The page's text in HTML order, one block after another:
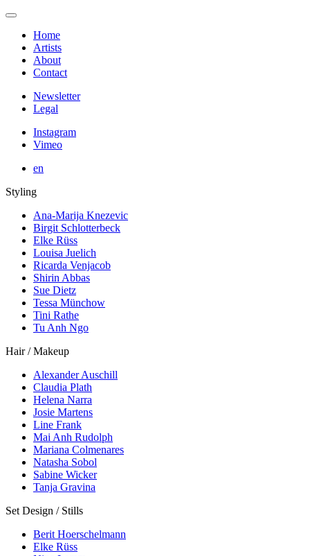
Home
Artists
About
Contact
Newsletter
Legal
Instagram
Vimeo
en
Styling
Ana-Marija Knezevic
Birgit Schlotterbeck
Elke Rüss
Louisa Juelich
Ricarda Venjacob
Shirin Abbas
Sue Dietz
Tessa Münchow
Tini Rathe
Tu Anh Ngo
Hair / Makeup
Alexander Auschill
Claudia Plath
Helena Narra
Josie Martens
Line Frank
Mai Anh Rudolph
Mariana Colmenares
Natasha Sobol
Sabine Wicker
Tanja Gravina
Set Design / Stills
Berit Hoerschelmann
Elke Rüss